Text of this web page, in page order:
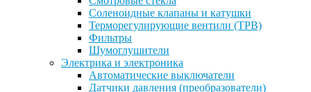
Соленоидные клапаны и катушки
Терморегулирующие вентили (ТРВ)
Фильтры
Шумоглушители
Электрика и электроника
Автоматические выключатели
Датчики давления (преобразователи)